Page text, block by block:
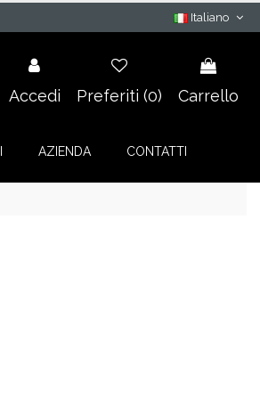
Italiano
Accedi Preferiti (0) Carrello
AZIENDA CONTATTI